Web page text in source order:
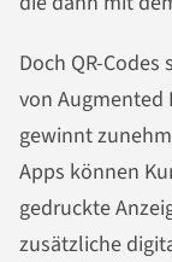
Doch QR-
von Augmented
gewinnt
Apps können
gedruckte
zusätzliche